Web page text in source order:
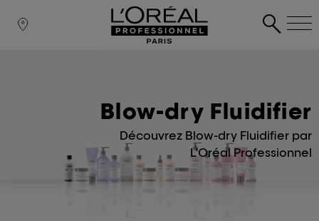
Blow-dry Fluidifier
Découvrez Blow-dry Fluidifier par
L'Oréal Professionnel